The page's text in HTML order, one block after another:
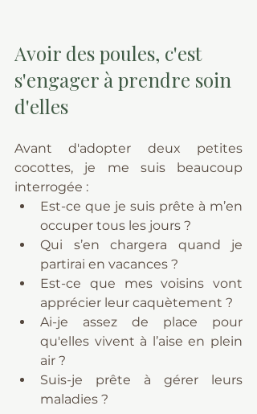
Avoir des poules, c'est
s'engager à prendre soin
d'elles
Avant d'adopter deux petites
cocottes, je me suis beaucoup
interrogée :
Est-ce que je suis prête à m’en
occuper tous les jours ?
Qui s’en chargera quand je
partirai en vacances ?
Est-ce que mes voisins vont
apprécier leur caquètement ?
Ai-je assez de place pour
qu'elles vivent à l’aise en plein
air ?
Suis-je prête à gérer leurs
maladies ?